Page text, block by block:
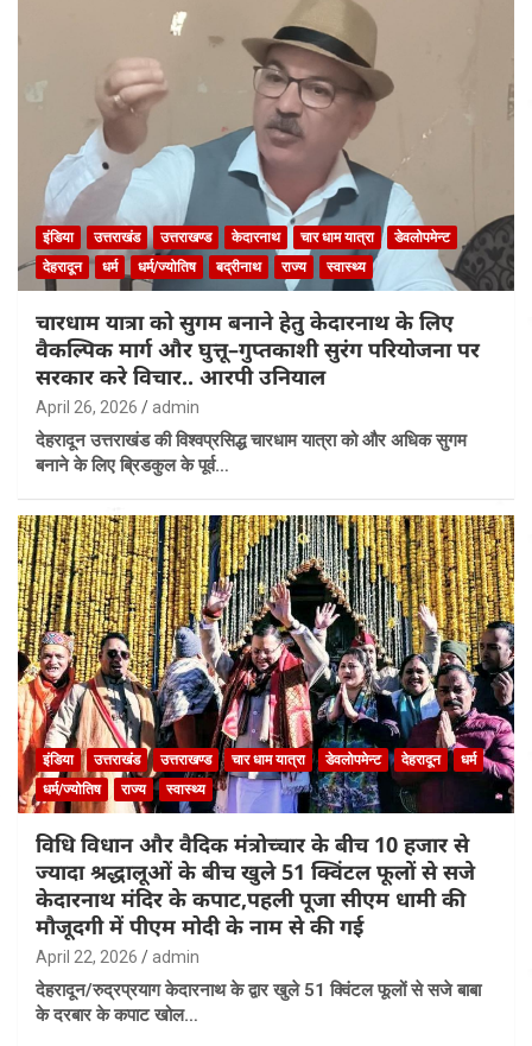
इंडिया उत्तराखंड उत्तराखण्ड केदारनाथ चार धाम यात्रा
डेवलोपमेन्ट
देहरादून
धर्म धर्म/ज्योतिष बद्रीनाथ राज्य स्वास्थ्य
चारधाम यात्रा को सुगम बनाने हेतु केदारनाथ के लिए
वैकल्पिक मार्ग और घुत्तू–गुप्तकाशी सुरंग परियोजना पर
सरकार करे विचार.. आरपी उनियाल
April 26, 2026 admin
देहरादून उत्तराखंड की विश्वप्रसिद्ध चारधाम यात्रा को और अधिक सुगम
बनाने के लिए ब्रिडकुल के पूर्व…
इंडिया उत्तराखंड उत्तराखण्ड चार धाम यात्रा डेवलोपमेन्ट देहरादून
धर्म
धर्म/ज्योतिष
राज्य स्वास्थ्य
विधि विधान और वैदिक मंत्रोच्चार के बीच 10 हजार से
ज्यादा श्रद्धालूओं के बीच खुले 51 क्विंटल फूलों से सजे
केदारनाथ मंदिर के कपाट,पहली पूजा सीएम धामी की
मौजूदगी में पीएम मोदी के नाम से की गई
April 22, 2026 admin
देहरादून/रुद्रप्रयाग केदारनाथ के द्वार खुले 51 क्विंटल फूलों से सजे बाबा
के दरबार के कपाट खोल…